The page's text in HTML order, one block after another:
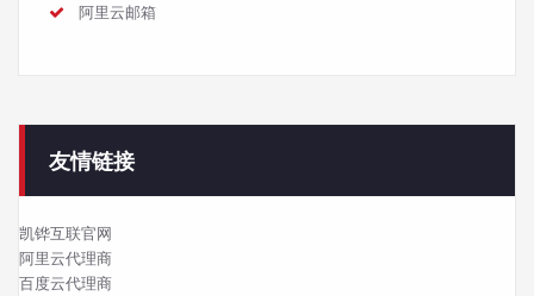
阿里云邮箱
友情链接
凯铧互联官网
阿里云代理商
百度云代理商